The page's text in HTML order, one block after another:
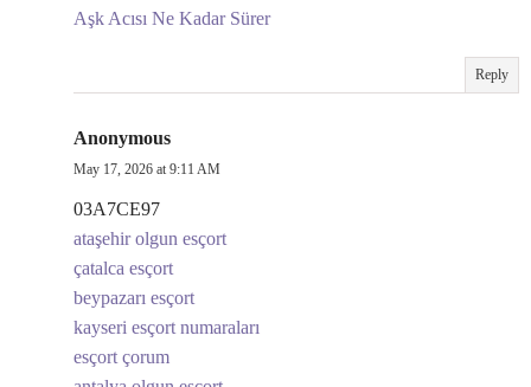
Aşk Acısı Ne Kadar Sürer
Reply
Anonymous
May 17, 2026 at 9:11 AM
03A7CE97
ataşehir olgun esçort
çatalca esçort
beypazarı esçort
kayseri esçort numaraları
esçort çorum